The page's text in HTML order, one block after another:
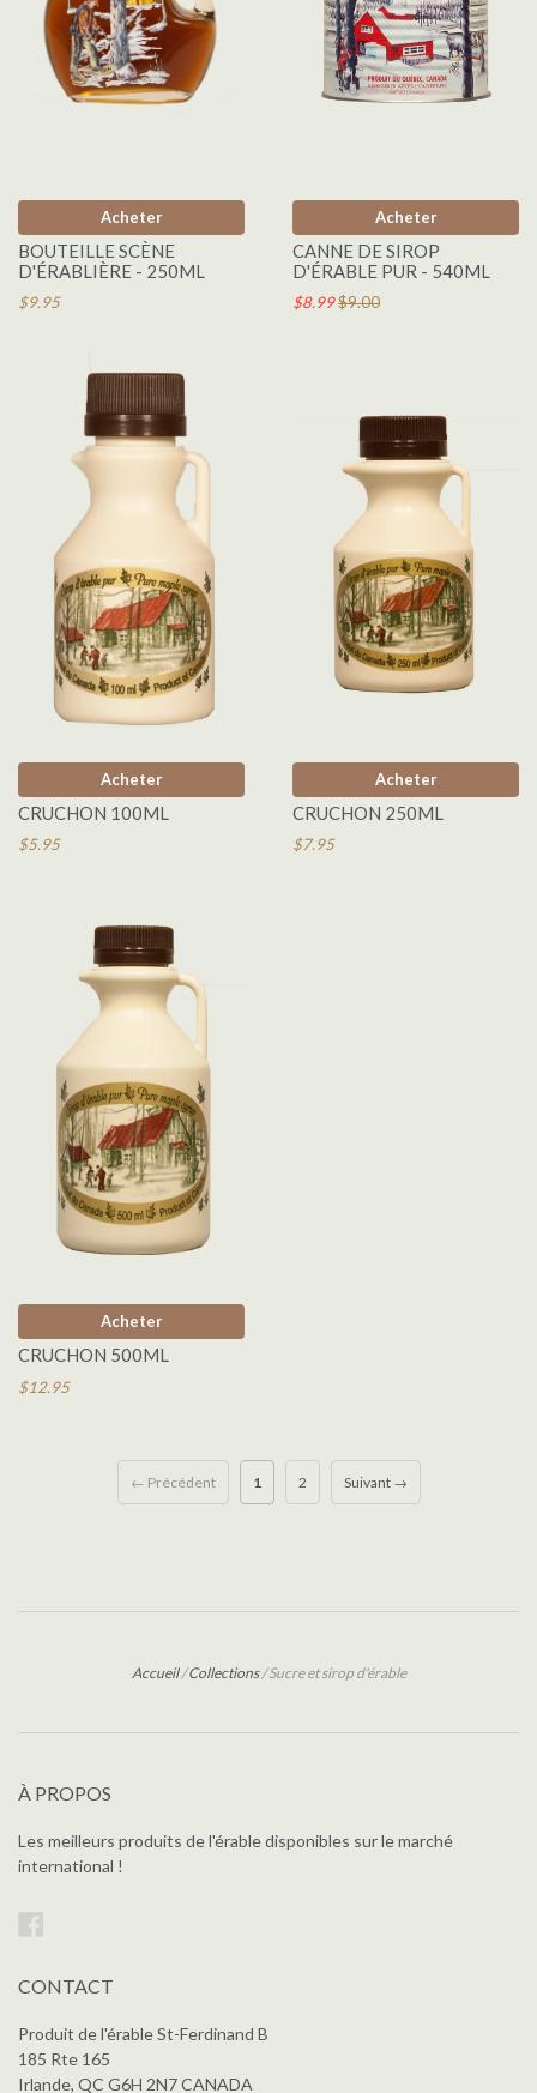
Acheter
BOUTEILLE SCÈNE
D'ÉRABLIÈRE - 250ML
$9.95
Acheter
CANNE DE SIROP
D'ÉRABLE PUR - 540ML
$8.99$9.00
Acheter
CRUCHON 100ML
$5.95
Acheter
CRUCHON 250ML
$7.95
Acheter
CRUCHON 500ML
$12.95
← Précédent 1 2 Suivant →
Accueil /Collections /Sucre et sirop d'érable
À PROPOS
Les meilleurs produits de l'érable disponibles sur le marché
international !
CONTACT
Produit de l'érable St-Ferdinand B
185 Rte 165
Irlande, QC G6H 2N7 CANADA